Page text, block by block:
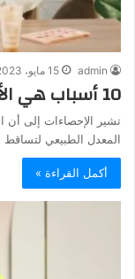
admin 15 مايو، 2023
10 أسباب هي الأكثر شيوعاً لتساقط الشعر
تشير الإحصاءات إلى أن
المعدل الطبيعي لتساقط
أكمل القراءة »